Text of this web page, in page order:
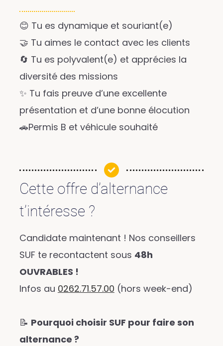
😊 Tu es dynamique et souriant(e)
🤝 Tu aimes le contact avec les clients
🔄 Tu es polyvalent(e) et apprécies la
diversité des missions
✨ Tu fais preuve d’une excellente
présentation et d’une bonne élocution
🚗Permis B et véhicule souhaité
Cette offre d’alternance
t’intéresse ?
Candidate maintenant ! Nos conseillers
SUF te recontactent sous 48h
OUVRABLES !
Infos au 0262.71.57.00 (hors week-end)
📝 Pourquoi choisir SUF pour faire son
alternance ?